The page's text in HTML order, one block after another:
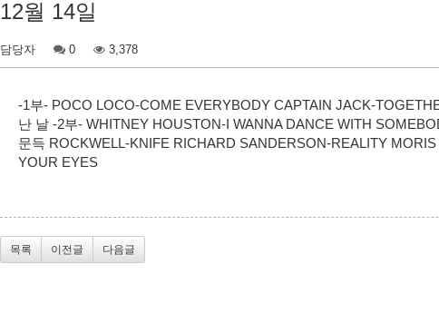
12월 14일
담당자 0 3,378
-1부- POCO LOCO-COME EVERYBODY CAPTAIN JACK-
난 날 -2부- WHITNEY HOUSTON-I WANNA DANCE WITH
문득 ROCKWELL-KNIFE RICHARD SANDERSON-REALITY
YOUR EYES
목록 이전글 다음글